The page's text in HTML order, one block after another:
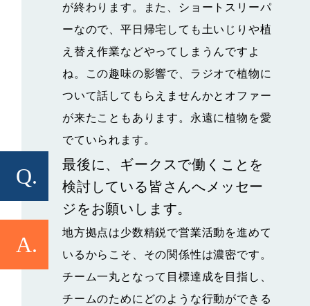
が終わります。また、ショートスリーパ
ーなので、平日帰宅しても土いじりや植
え替え作業などやってしまうんですよ
ね。この趣味の影響で、ラジオで植物に
ついて話してもらえませんかとオファー
が来たこともあります。永遠に植物を愛
でていられます。
Q.
最後に、ギークスで働くことを
検討している皆さんへメッセー
ジをお願いします。
A.
地方拠点は少数精鋭で営業活動を進めて
いるからこそ、その関係性は濃密です。
チーム一丸となって目標達成を目指し、
チームのためにどのような行動ができる